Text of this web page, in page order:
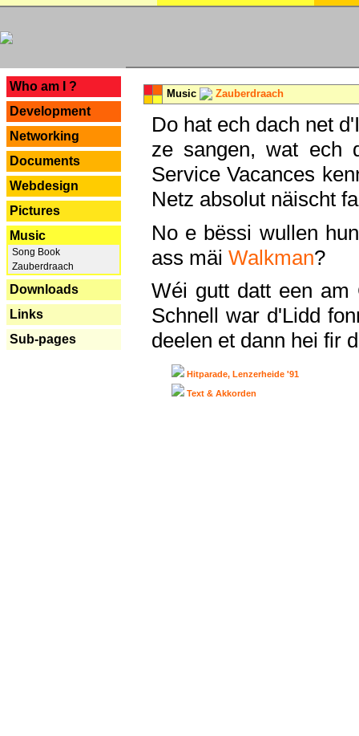
Who am I ?
Development
Networking
Documents
Webdesign
Pictures
Music
Song Book
Zauberdraach
Downloads
Links
Sub-pages
Music Zauberdraach
Do hat ech dach net
ze sangen, wat ech
Service Vacances
Netz absolut näischt
No e bëssi wullen
ass mäi Walkman?
Wéi gutt datt een am
Schnell war d'Lidd
deelen et dann hei fir
Hitparade, Lenzerheide '91
Text & Akkorden